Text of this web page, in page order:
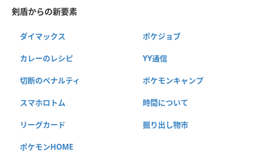
剣盾からの新要素
ダイマックス ポケジョブ
カレーのレシピ YY通信
切断のペナルティ ポケモンキャンプ
スマホロトム 時間について
リーグカード 掘り出し物市
ポケモンHOME